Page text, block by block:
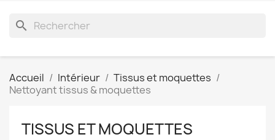
search
Accueil Intérieur
Tissus et moquettes
Nettoyant tissus & moquettes
TISSUS ET MOQUETTES